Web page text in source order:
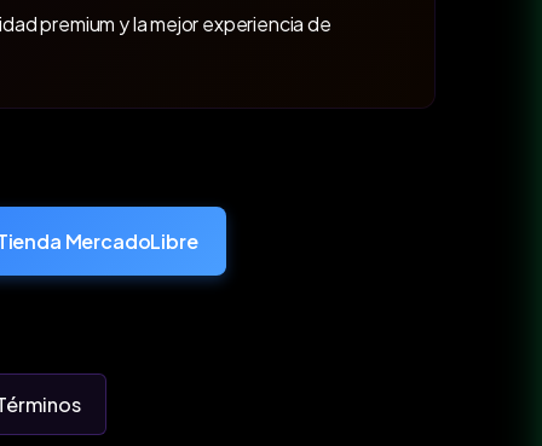
premium y la mejor experiencia de
MercadoLibre